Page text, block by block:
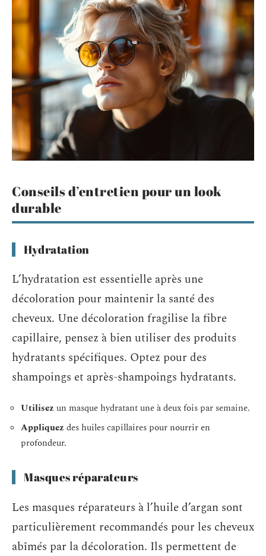
Conseils d’entretien pour un look
durable
Hydratation
L’hydratation est essentielle après une
décoloration pour maintenir la santé des
cheveux. Une décoloration fragilise la fibre
capillaire, pensez à bien utiliser des produits
hydratants spécifiques. Optez pour des
shampoings et après-shampoings hydratants.
Utilisez un masque hydratant une à deux fois par semaine.
Appliquez des huiles capillaires pour nourrir en
profondeur.
Masques réparateurs
Les masques réparateurs à l’huile d’argan sont
particulièrement recommandés pour les cheveux
abîmés par la décoloration. Ils permettent de